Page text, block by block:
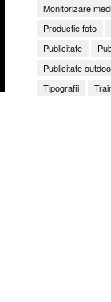
Monitorizare
Productie foto
Publicitate
Publicitate
Tipografii